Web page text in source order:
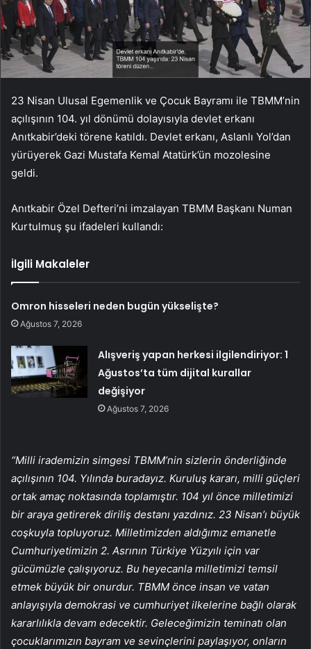
23 Nisan Ulusal Egemenlik ve Çocuk Bayramı ile TBMM’nin
açılışının 104. yıl dönümü dolayısıyla devlet erkanı
Anıtkabir’deki törene katıldı. Devlet erkanı, Aslanlı Yol’dan
yürüyerek Gazi Mustafa Kemal Atatürk’ün mozolesine
geldi.
Anıtkabir Özel Defteri’ni imzalayan TBMM Başkanı Numan
Kurtulmuş şu ifadeleri kullandı:
İlgili Makaleler
Omron hisseleri neden bugün yükselişte?
Ağustos 7, 2026
Alışveriş yapan herkesi ilgilendiriyor: 1
Ağustos’ta tüm dijital kurallar
değişiyor
Ağustos 7, 2026
“Milli irademizin simgesi TBMM’nin sizlerin önderliğinde
açılışının 104. Yılında buradayız. Kuruluş kararı, milli güçleri
ortak amaç noktasında toplamıştır. 104 yıl önce milletimizi
bir araya getirerek diriliş destanı yazdınız. 23 Nisan’ı büyük
coşkuyla topluyoruz. Milletimizden aldığımız emanetle
Cumhuriyetimizin 2. Asrının Türkiye Yüzyılı için var
gücümüzle çalışıyoruz. Bu heyecanla milletimizi temsil
etmek büyük bir onurdur. TBMM önce insan ve vatan
anlayışıyla demokrasi ve cumhuriyet ilkelerine bağlı olarak
kararlılıkla devam edecektir. Geleceğimizin teminatı olan
çocuklarımızın bayram ve sevinçlerini paylaşıyor, onların